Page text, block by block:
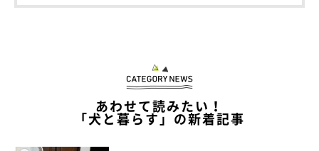
あわせて読みたい！
「犬と暮らす」の新着記事